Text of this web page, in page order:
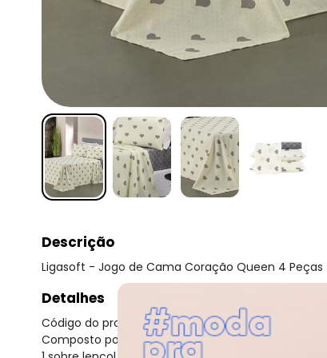
Descrição
Ligasoft - Jogo de Cama Coração Queen 4 Peças
Detalhes
Código do produto: 3666238
Composto por: